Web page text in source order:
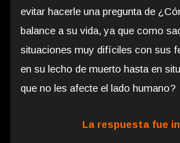
evitar hacerle una pregunta de
balance a su vida, ya que como
situaciones muy difíciles con sus
en su lecho de muerto hasta en
que no les afecte el lado humano?
La respuesta fue